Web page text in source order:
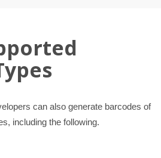
can also generate barcodes of
including the following.